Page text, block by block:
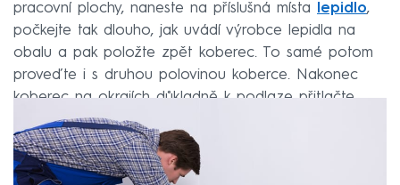
pracovní plochy, naneste na příslušná místa
lepidlo,
počkejte tak dlouho, jak uvádí výrobce lepidla na
obalu a pak položte zpět koberec. To samé potom
proveďte i s druhou polovinou koberce. Nakonec
koberec na okrajích důkladně k podlaze přitlačte.